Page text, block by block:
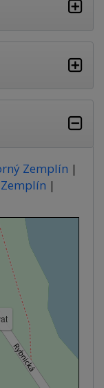
Zemplín |
Zemplín |